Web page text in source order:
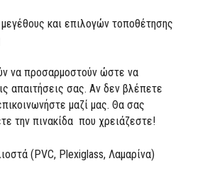
μεγέθους και επιλογών τοποθέτησης
να προσαρμοστούν ώστε να
απαιτήσεις σας. Αν δεν βλέπετε
μαζί μας. Θα σας
την πινακίδα που χρειάζεστε!
(PVC, Plexiglass, Λαμαρίνα)